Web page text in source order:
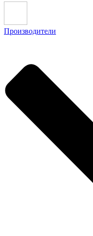
Производители